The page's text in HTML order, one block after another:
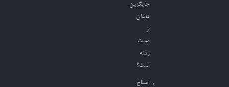
جایگزین
دندان
از
دست
رفته
است؟
اصلاح